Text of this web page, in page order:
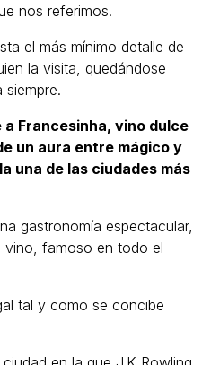
nos referimos.
el más mínimo detalle de
la visita, quedándose
a Francesinha, vino dulce
un aura entre mágico y
una de las ciudades más
gastronomía espectacular,
famoso en todo el
tal y como se concibe